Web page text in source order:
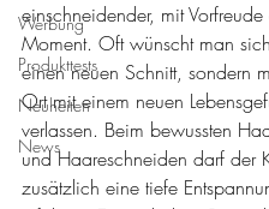
Werbung
Produkttests
Neuheiten
News
einschneidender, mit
Moment. Oft wünscht man
einen neuen Schnitt, sondern
Ort mit einem neuen
verlassen. Beim bewussten
und Haareschneiden darf der
zusätzlich eine tiefe